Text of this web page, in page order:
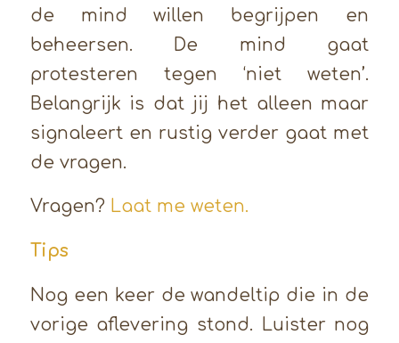
de mind willen begrijpen en
beheersen. De mind gaat
protesteren tegen ‘niet weten’.
Belangrijk is dat jij het alleen maar
signaleert en rustig verder gaat met
de vragen.
Vragen? Laat me weten.
Tips
Nog een keer de wandeltip die in de
vorige aflevering stond. Luister nog